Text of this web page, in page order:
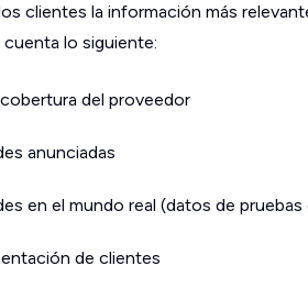
clientes la información más
lo siguiente:
del proveedor
anunciadas
en el mundo real (datos de
de clientes